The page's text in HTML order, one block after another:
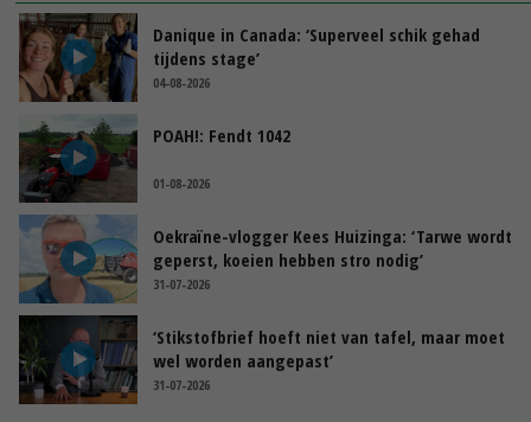
Danique in Canada: ‘Superveel schik gehad
tijdens stage’
04-08-2026
POAH!: Fendt 1042
01-08-2026
Oekraïne-vlogger Kees Huizinga: ‘Tarwe wordt
geperst, koeien hebben stro nodig’
31-07-2026
‘Stikstofbrief hoeft niet van tafel, maar moet
wel worden aangepast’
31-07-2026